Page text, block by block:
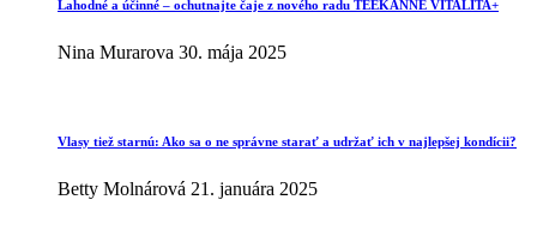
Lahodné a účinné – ochutnajte čaje z nového radu TEEKANNE VITALITA+
Nina Murarova 30. mája 2025
Vlasy tiež starnú: Ako sa o ne správne starať a udržať ich v najlepšej kondícii?
Betty Molnárová 21. januára 2025